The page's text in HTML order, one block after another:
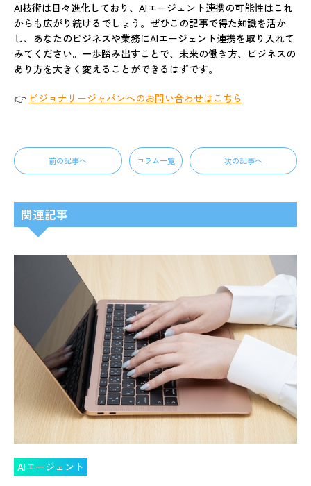
AI技術は日々進化しており、AIエージェント連携の可能性はこれ
からも広がり続けるでしょう。ぜひこの記事で得た知識を活か
し、あなたのビジネスや業務にAIエージェント連携を取り入れて
みてください。一歩踏み出すことで、未来の働き方、ビジネスの
あり方を大きく変えることができるはずです。
👉 ビジョナリージャパンへのお問い合わせはこちら
前の記事へ コラム一覧 次の記事へ
関連記事
AIエージェント